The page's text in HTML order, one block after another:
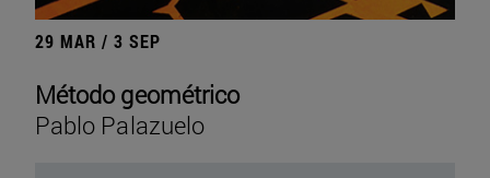
29 MAR / 3 SEP
Método geométrico
Pablo Palazuelo